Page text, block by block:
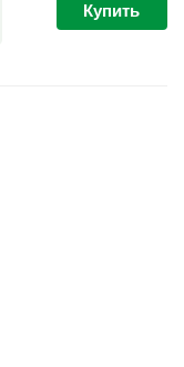
Купить